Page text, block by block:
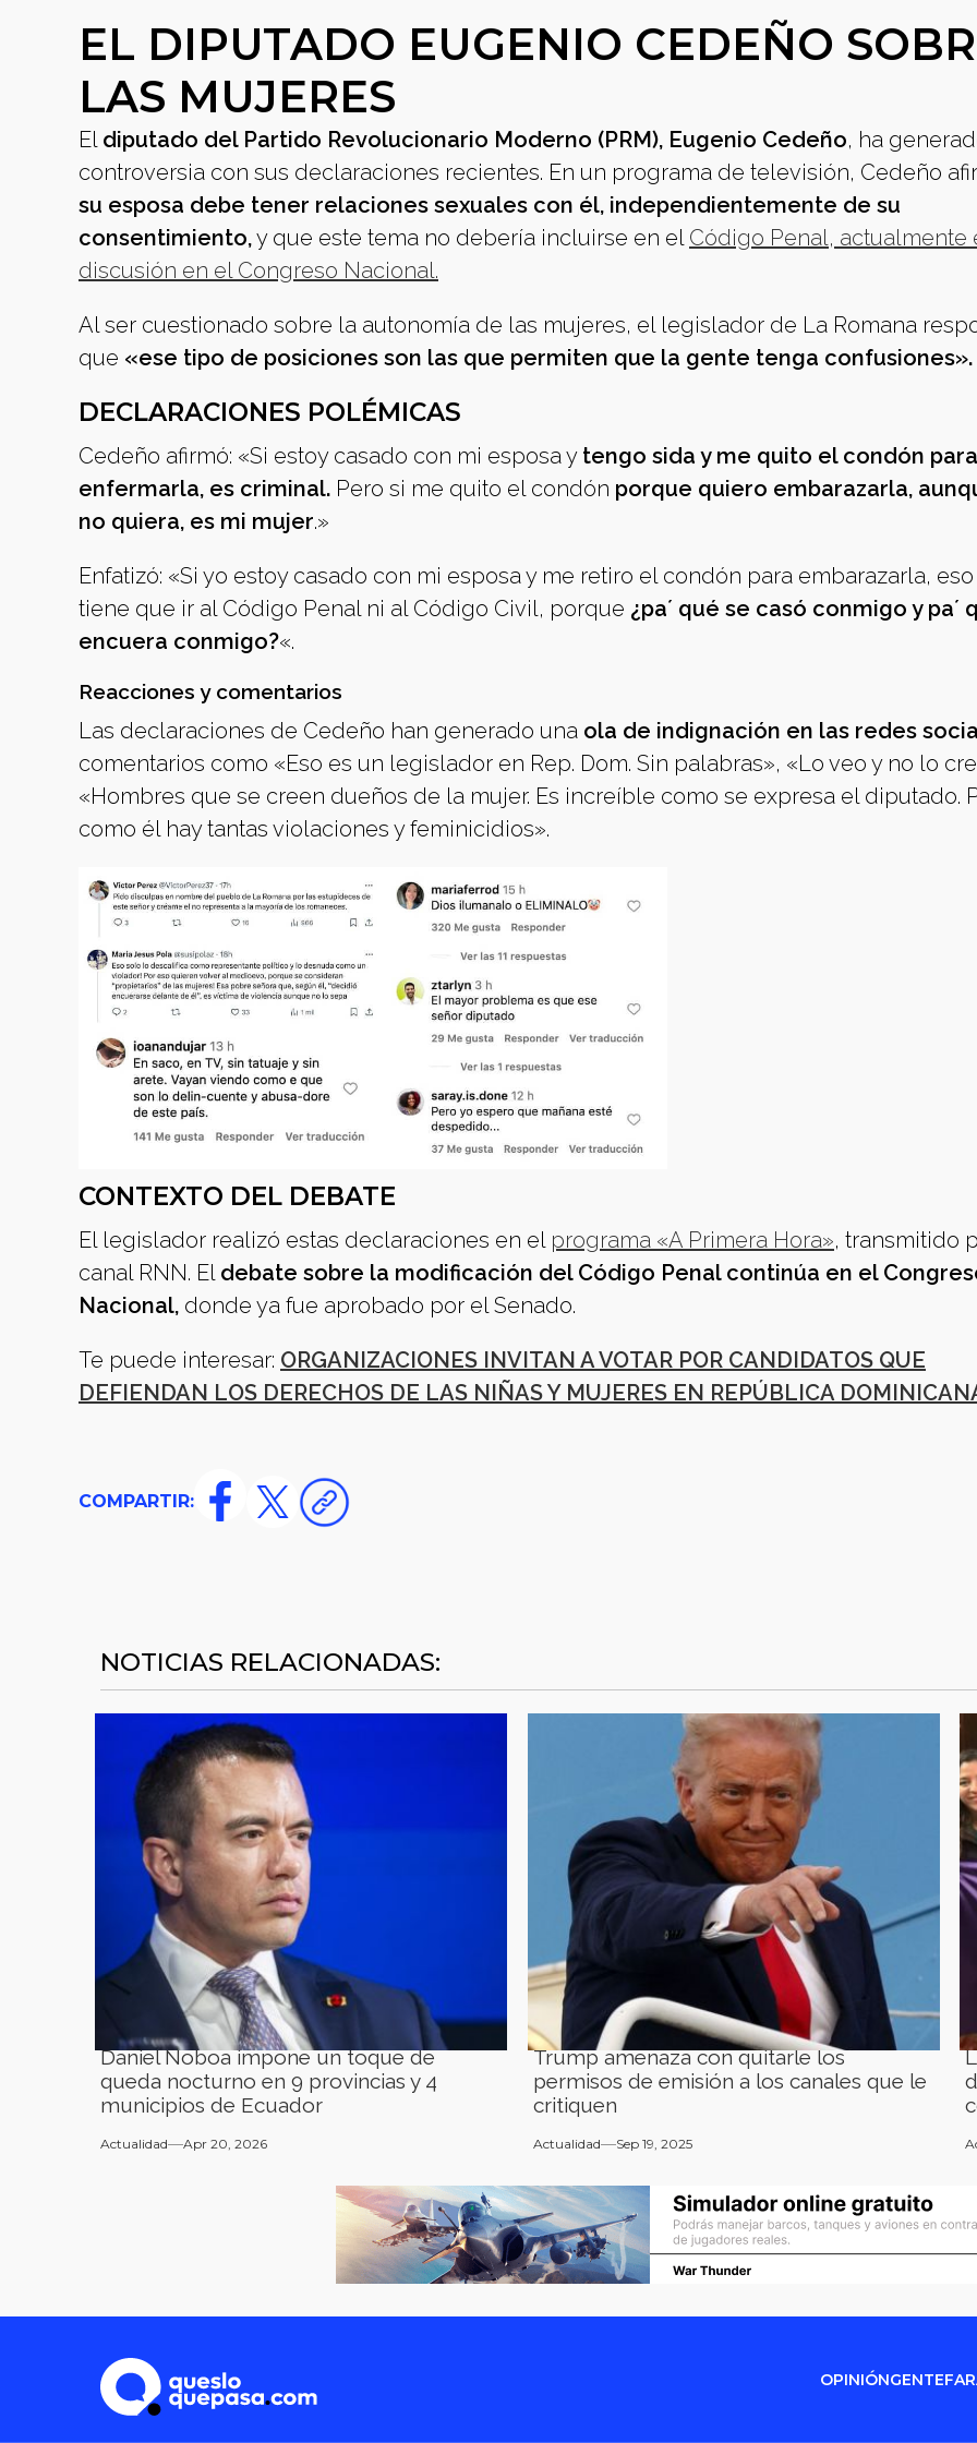
EL DIPUTADO EUGENIO CEDEÑO
LAS MUJERES
El diputado del Partido Revolucionario Moderno (PRM), Eugenio Cedeño, ha
controversia con sus declaraciones recientes. En un programa de televisión, Cedeño
su esposa debe tener relaciones sexuales con él, independientemente de su
consentimiento,y que este tema no debería incluirse en el Código Penal, actualmente
discusión en el Congreso Nacional.
Al ser cuestionado sobre la autonomía de las mujeres, el legislador de La Romana
que «ese tipo de posiciones son las que permiten que la gente tenga confusiones».
DECLARACIONES POLÉMICAS
Cedeño afirmó: «Si estoy casado con mi esposa y tengo sida y me quito el condón para
enfermarla, es criminal. Pero si me quito el condón porque quiero embarazarla,
no quiera, es mi mujer.»
Enfatizó: «Si yo estoy casado con mi esposa y me retiro el condón para embarazarla,
tiene que ir al Código Penal ni al Código Civil, porque ¿pa´ qué se casó conmigo y pa´
encuera conmigo?«.
Reacciones y comentarios
Las declaraciones de Cedeño han generado una ola de indignación en las redes
comentarios como «Eso es un legislador en Rep. Dom. Sin palabras», «Lo veo y no lo
«Hombres que se creen dueños de la mujer. Es increíble como se expresa el diputado.
como él hay tantas violaciones y feminicidios».
CONTEXTO DEL DEBATE
El legislador realizó estas declaraciones en el programa «A Primera Hora», transmitido
canal RNN. El debate sobre la modificación del Código Penal continúa en el
Nacional, donde ya fue aprobado por el Senado.
Te puede interesar: ORGANIZACIONES INVITAN A VOTAR POR CANDIDATOS QUE
DEFIENDAN LOS DERECHOS DE LAS NIÑAS Y MUJERES EN REPÚBLICA
COMPARTIR:
NOTICIAS RELACIONADAS:
Daniel Noboa impone un toque de
queda nocturno en 9 provincias y 4
municipios de Ecuador
Actualidad Apr 20, 2026
Trump amenaza con quitarle los
permisos de emisión a los canales que le
critiquen
Actualidad Sep 19, 2025
OPINIÓNGENTE